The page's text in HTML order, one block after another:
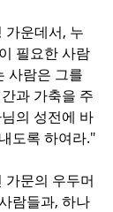
가운데서, 누
필요한 사람
사람은 그를
과 가축을 주
의 성전에 바
도록 하여라."
가문의 우두머
람들과, 하나